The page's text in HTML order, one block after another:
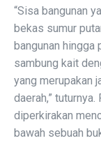
“Sisa bangunan
bekas sumur
bangunan hingga
sambung kait
yang merupakan
daerah,”
diperkirakan
bawah sebuah